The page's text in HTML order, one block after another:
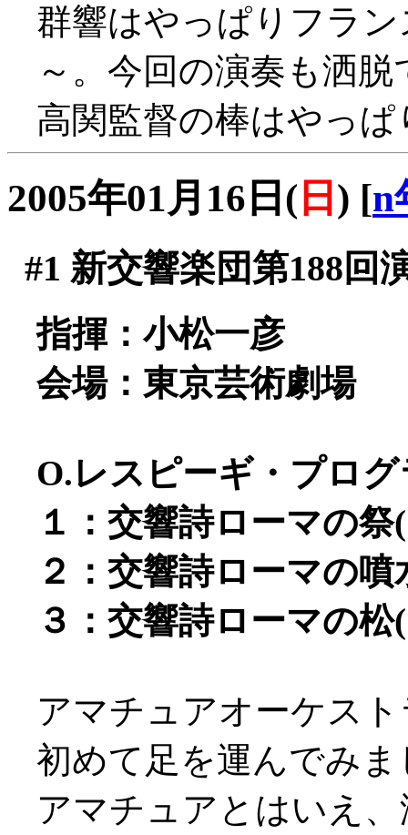
群響はやっぱりフラ
～。今回の演奏も洒
高関監督の棒はやっぱ
2005年01月16日( 日 ) [n
#1 新交響楽団第188回
指揮：小松一彦
会場：東京芸術劇場
O.レスピーギ・プロ
１：交響詩ローマの祭
２：交響詩ローマの噴
３：交響詩ローマの松
アマチュアオーケス
初めて足を運んでみま
アマチュアとはいえ